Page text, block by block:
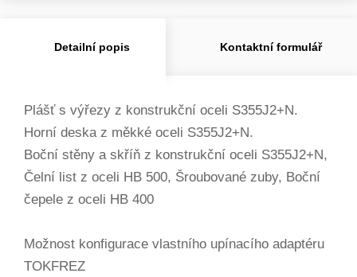
Detailní popis Kontaktní formulář
Plášť s výřezy z konstrukční oceli S355J2+N.
Horní deska z měkké oceli S355J2+N.
Boční stěny a skříň z konstrukční oceli S355J2+N,
Čelní list z oceli HB 500, Šroubované zuby, Boční
čepele z oceli HB 400
Možnost konfigurace vlastního upínacího adaptéru
TOKFREZ